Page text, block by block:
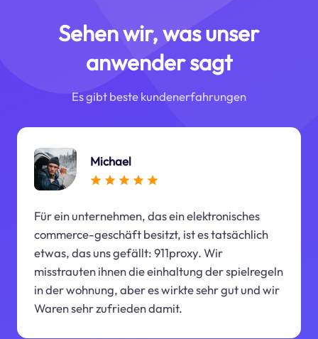
Sehen wir, was unser
anwender sagt
Es gibt beste kundenerfahrungen
Michael
Für ein unternehmen, das ein elektronisches
commerce-geschäft besitzt, ist es tatsächlich
etwas, das uns gefällt: 911proxy. Wir
misstrauten ihnen die einhaltung der spielregeln
in der wohnung, aber es wirkte sehr gut und wir
Waren sehr zufrieden damit.